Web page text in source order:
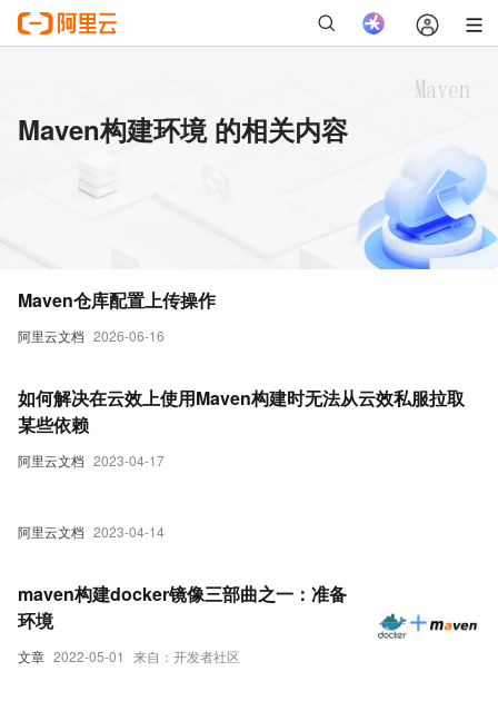
Maven构建环境 的相关内容
阿里云文档 2026-06-16
Maven仓库配置上传操作
阿里云文档 2023-04-17
如何解决在云效上使用Maven构建时无法从云效私服拉取
某些依赖
阿里云文档 2023-04-14
文章 2022-05-01 来自：开发者社区
maven构建docker镜像三部曲之一：准备
环境